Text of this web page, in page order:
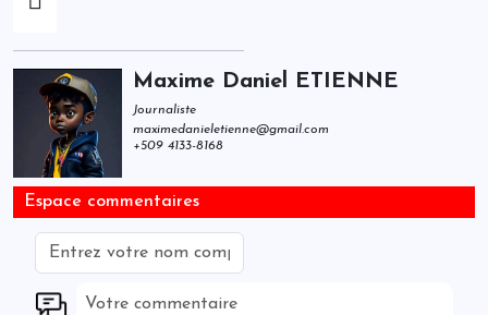
Maxime Daniel ETIENNE
Journaliste
maximedanieletienne@gmail.com
+509 4133-8168
Espace commentaires